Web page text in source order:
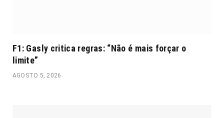
F1: Gasly critica regras: “Não é mais forçar o
limite”
AGOSTO 5, 2026